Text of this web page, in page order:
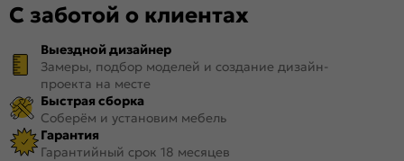
С заботой о клиентах
Выездной дизайнер
Замеры, подбор моделей и создание дизайн-
проекта на месте
Быстрая сборка
Соберём и установим мебель
Гарантия
Гарантийный срок 18 месяцев